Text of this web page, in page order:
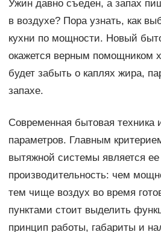
Ужин давно съеден, а запах
в воздухе? Пора узнать, как
кухни по мощности. Новый
окажется верным помощником
будет забыть о каплях жира,
запахе.
Современная бытовая техника
параметров. Главным
вытяжной системы является ее
производительность: чем
тем чище воздух во время
пунктами стоит выделить
принцип работы, габариты и